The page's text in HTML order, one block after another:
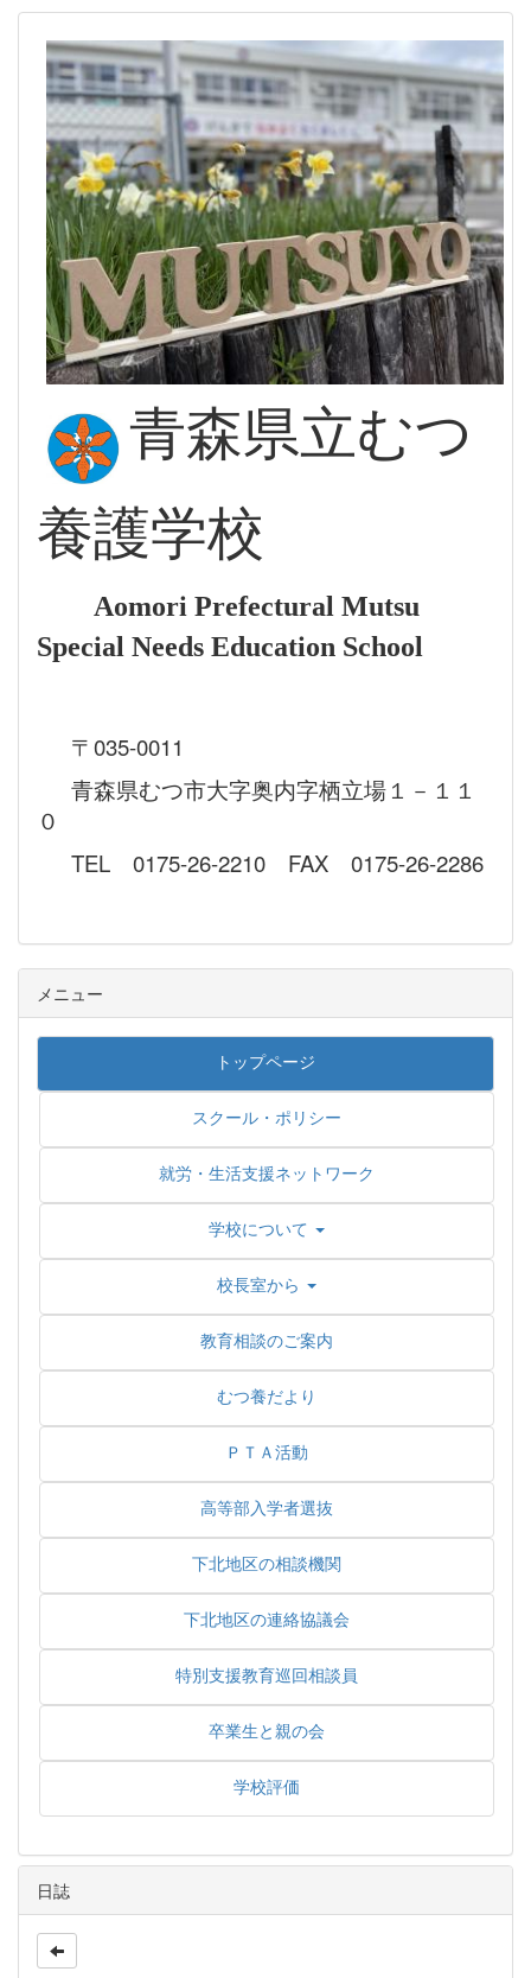
青森県立むつ
養護学校
Aomori Prefectural Mutsu
Special Needs Education School
〒035-0011
青森県むつ市大字奥内字栖立場１－１１
０
TEL 0175-26-2210 FAX 0175-26-2286
メニュー
トップページ
スクール・ポリシー
就労・生活支援ネットワーク
学校について
校長室から
教育相談のご案内
むつ養だより
ＰＴＡ活動
高等部入学者選抜
下北地区の相談機関
下北地区の連絡協議会
特別支援教育巡回相談員
卒業生と親の会
学校評価
日誌